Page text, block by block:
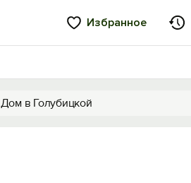
Избранное
Дом в Голубицкой